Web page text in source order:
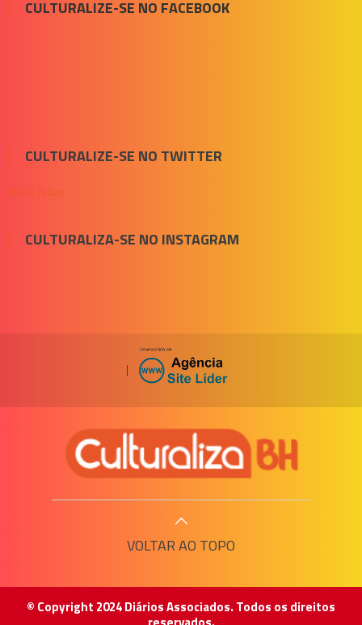
CULTURALIZE-SE NO FACEBOOK
CULTURALIZE-SE NO TWITTER
Meus Tuítes
CULTURALIZA-SE NO INSTAGRAM
|
VOLTAR AO TOPO
© Copyright 2024 Diários Associados. Todos os direitos